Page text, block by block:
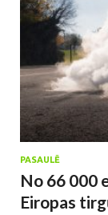
PASAULĒ
No 66 000
Eiropas